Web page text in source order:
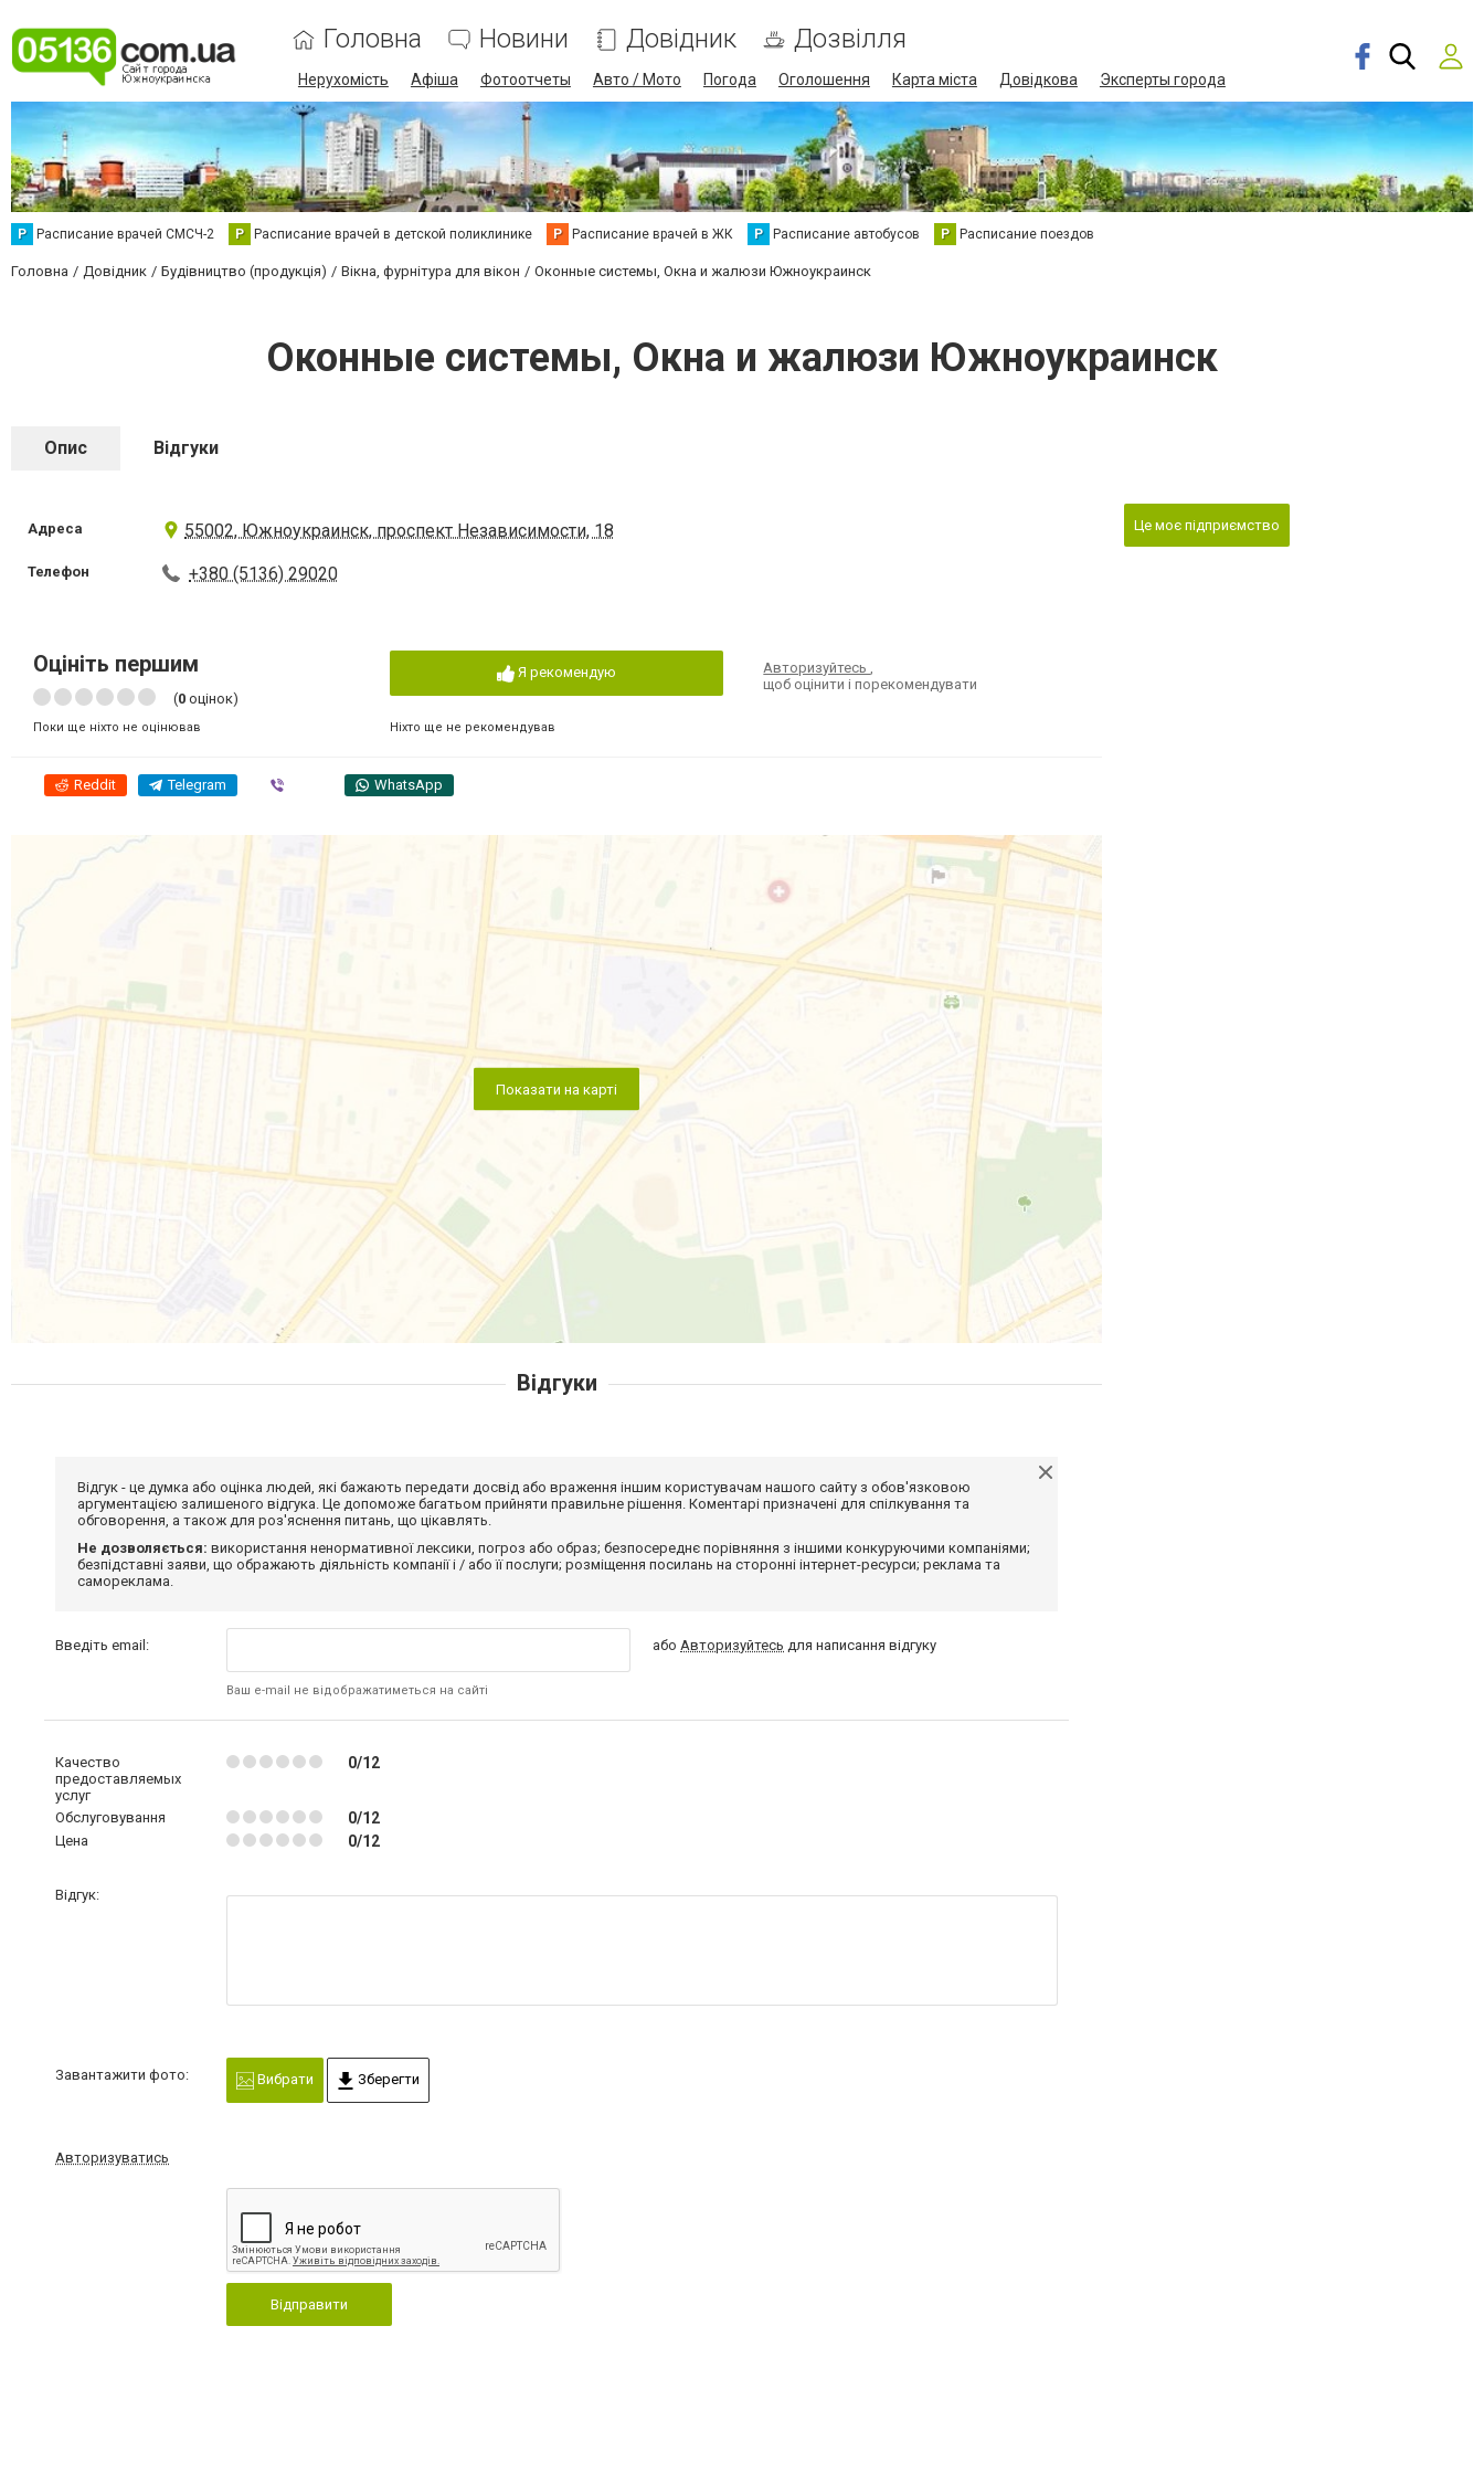
Головна Новини Довідник Дозвілля
Нерухомість Афіша Фотоотчеты Авто / Мото Погода Оголошення Карта міста Довідкова Эксперты города
Р Расписание врачей СМСЧ-2 Р Расписание врачей в детской поликлинике Р Расписание врачей в ЖК Р Расписание автобусов Р Расписание поездов
Головна Довідник Будівництво (продукція) Вікна, фурнітура для вікон Оконные системы, Окна и жалюзи Южноукраинск
Оконные системы, Окна и жалюзи Южноукраинск
Опис Відгуки
Адреса 55002, Южноукраинск, проспект Независимости, 18
Телефон +380 (5136) 29020
Оцініть першим
(0 оцінок)
Поки ще ніхто не оцінював
Я рекомендую
Ніхто ще не рекомендував
Авторизуйтесь,
щоб оцінити і порекомендувати
Reddit Telegram WhatsApp
Показати на карті
Це моє підприємство
Відгуки
Відгук - це думка або оцінка людей, які бажають передати досвід або враження іншим користувачам нашого сайту з обов'язковою
аргументацією залишеного відгука. Це допоможе багатьом прийняти правильне рішення. Коментарі призначені для спілкування та
обговорення, а також для роз'яснення питань, що цікавлять.
Не дозволяється: використання ненормативної лексики, погроз або образ; безпосереднє порівняння з іншими конкуруючими компаніями;
безпідставні заяви, що ображають діяльність компанії і / або її послуги; розміщення посилань на сторонні інтернет-ресурси; реклама та
самореклама.
Введіть email:
Ваш e-mail не відображатиметься на сайті
абоАвторизуйтесь для написання відгуку
Качество
предоставляемых
услуг
0/12
Обслуговування 0/12
Цена 0/12
Відгук:
Завантажити фото: Вибрати Зберегти
Авторизуватись
Відправити